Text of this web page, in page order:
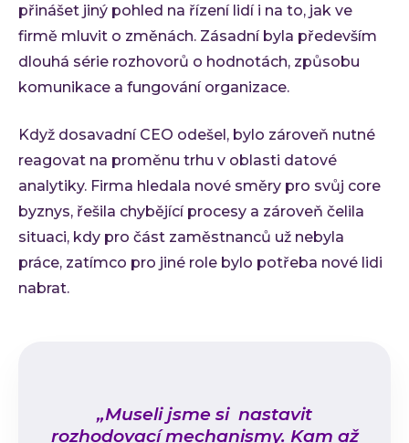
přinášet jiný pohled na řízení lidí i na to, jak ve
firmě mluvit o změnách. Zásadní byla především
dlouhá série rozhovorů o hodnotách, způsobu
komunikace a fungování organizace.
Když dosavadní CEO odešel, bylo zároveň nutné
reagovat na proměnu trhu v oblasti datové
analytiky. Firma hledala nové směry pro svůj core
byznys, řešila chybějící procesy a zároveň čelila
situaci, kdy pro část zaměstnanců už nebyla
práce, zatímco pro jiné role bylo potřeba nové lidi
nabrat.
„Museli jsme si nastavit
rozhodovací mechanismy. Kam až